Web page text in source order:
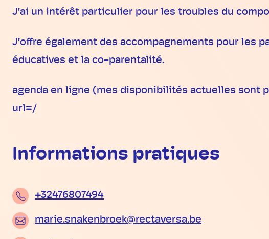
J’ai un intérêt particulier pour les troubles du
J’offre également des accompagnements pour les
éducatives et la co-parentalité.
agenda en ligne (mes disponibilités actuelles
url=/
Informations pratiques
+32476807494
marie.snakenbroek@rectaversa.be